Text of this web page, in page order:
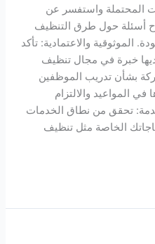
المحتملة واستفسر عن
أسئلة حول طرق التنظيف
الموثوقية والاعتمادية: تأكد
خبرة في مجال تنظيف
بشأن تدريب الموظفين
المواعيد والالتزام
تحقق من نطاق الخدمات
الخاصة مثل تنظيف